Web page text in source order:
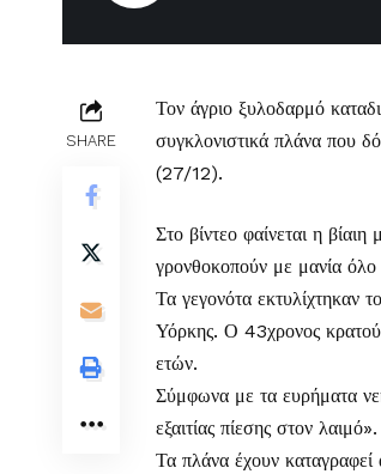
SHARE
Τον άγριο ξυλοδαρμό
συγκλονιστικά πλάνα που
(27/12).
Στο βίντεο φαίνεται η
γρονθοκοπούν με μανία
Τα γεγονότα εκτυλίχτηκαν
Υόρκης. Ο 43χρονος
ετών.
Σύμφωνα με τα ευρήματα
εξαιτίας πίεσης στον λαιμό».
Τα πλάνα έχουν